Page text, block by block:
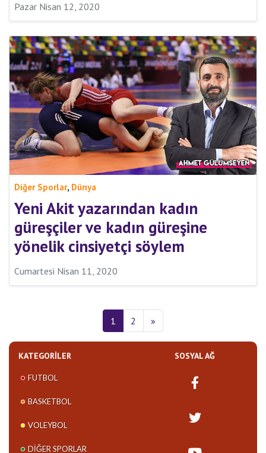
Pazar Nisan 12, 2020
Diğer Sporlar, Dünya
Yeni Akit yazarından kadın
güreşçiler ve kadın güreşine
yönelik cinsiyetçi söylem
Cumartesi Nisan 11, 2020
1 2 »
KATEGORILER
FUTBOL
BASKETBOL
VOLEYBOL
DIĞER SPORLAR
SOSYAL AĞ